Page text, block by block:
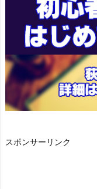
スポンサーリンク